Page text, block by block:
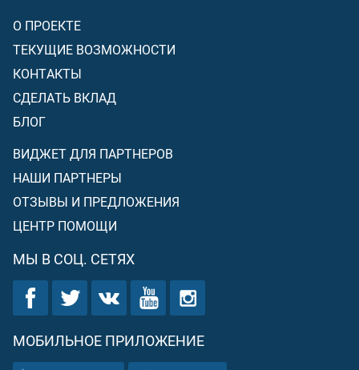
О ПРОЕКТЕ
ТЕКУЩИЕ ВОЗМОЖНОСТИ
КОНТАКТЫ
СДЕЛАТЬ ВКЛАД
БЛОГ
ВИДЖЕТ ДЛЯ ПАРТНЕРОВ
НАШИ ПАРТНЕРЫ
ОТЗЫВЫ И ПРЕДЛОЖЕНИЯ
ЦЕНТР ПОМОЩИ
МЫ В СОЦ. СЕТЯХ
МОБИЛЬНОЕ ПРИЛОЖЕНИЕ